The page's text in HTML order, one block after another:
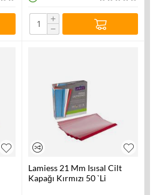
+
−
Lamiess 21 Mm Isısal Cilt
Kapağı Kırmızı 50 `Li